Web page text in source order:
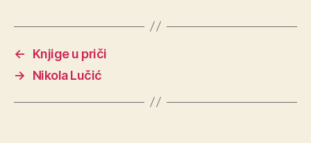
←
Knjige u priči
→
Nikola Lučić